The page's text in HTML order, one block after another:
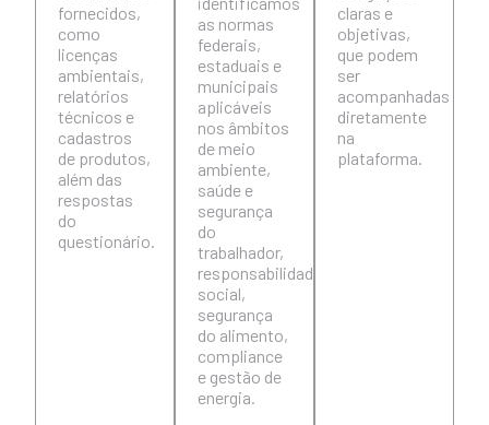
fornecidos,
como
licenças
ambientais,
relatórios
técnicos e
cadastros
de produtos,
além das
respostas
do
questionário.
as normas
federais,
estaduais e
municipais
aplicáveis
nos âmbitos
de meio
ambiente,
saúde e
segurança
do
trabalhador,
responsabilidade
social,
segurança
do alimento,
compliance
e gestão de
energia.
claras e
objetivas,
que podem
ser
acompanhadas
diretamente
na
plataforma.